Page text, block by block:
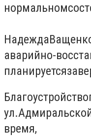
нормальном
Надежда
аварийно-
планируется
Благоустройство
ул.